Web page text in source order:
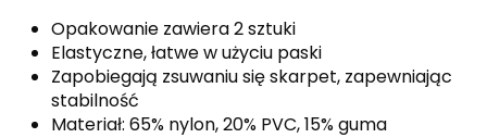
Opakowanie zawiera 2 sztuki
Elastyczne, łatwe w użyciu paski
Zapobiegają zsuwaniu się skarpet, zapewniając
stabilność
Materiał: 65% nylon, 20% PVC, 15% guma